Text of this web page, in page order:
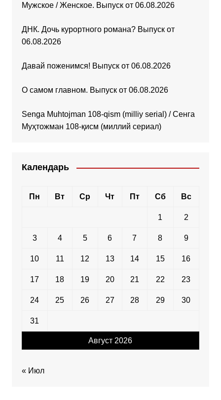
Мужское / Женское. Выпуск от 06.08.2026
ДНК. Дочь курортного романа? Выпуск от
06.08.2026
Давай поженимся! Выпуск от 06.08.2026
О самом главном. Выпуск от 06.08.2026
Senga Muhtojman 108-qism (milliy serial) / Сенга
Муҳтожман 108-қисм (миллий сериал)
Календарь
Август 2026
Пн Вт Ср Чт Пт Сб Вс
1 2
3 4 5 6 7 8 9
10 11 12 13 14 15 16
17 18 19 20 21 22 23
24 25 26 27 28 29 30
31
« Июл